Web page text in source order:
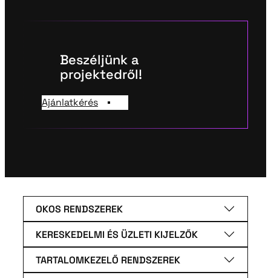
Beszéljünk a
projektedről!
Ajánlatkérés
OKOS RENDSZEREK
KERESKEDELMI ÉS ÜZLETI KIJELZŐK
TARTALOMKEZELŐ RENDSZEREK